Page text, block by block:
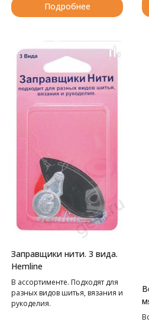
Подробнее
Заправщики нити. 3 вида.
Hemline
В ассортименте. Подходят для
разных видов шитья, вязания и
рукоделия.